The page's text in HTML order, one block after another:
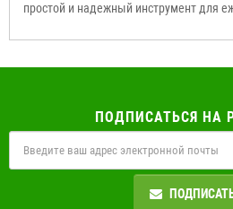
простой и надежный инструмент для
ПОДПИСАТЬСЯ НА